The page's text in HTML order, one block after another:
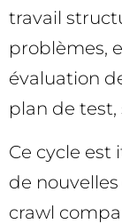
travail
problèmes,
évaluation
plan de
Ce cycle est
de
crawl